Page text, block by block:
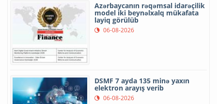
Azərbaycanın rəqəmsal idarəçilik
model iki beynəlxalq mükafata
layiq görülüb
06-08-2026
DSMF 7 ayda 135 minə yaxın
elektron arayış verib
06-08-2026